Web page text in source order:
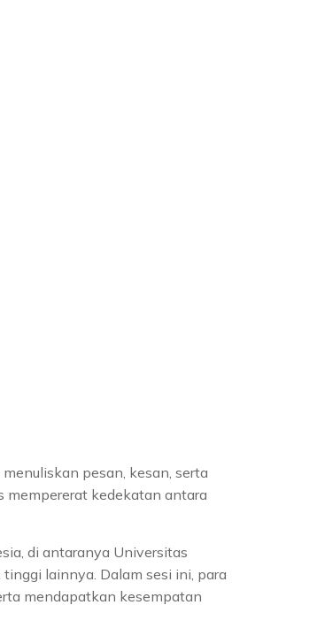
pesan, kesan, serta
mempererat kedekatan antara
di antaranya Universitas
lainnya. Dalam sesi ini, para
mendapatkan kesempatan